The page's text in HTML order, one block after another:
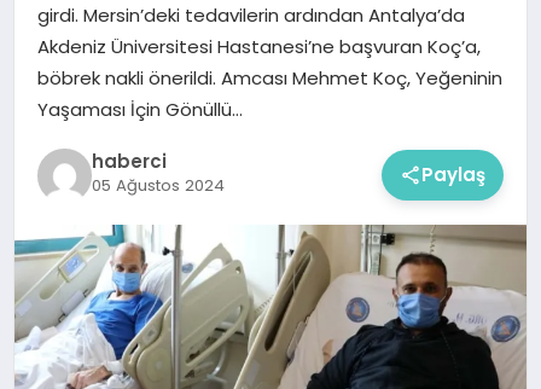
girdi. Mersin’deki tedavilerin ardından Antalya’da
Akdeniz Üniversitesi Hastanesi’ne başvuran Koç’a,
böbrek nakli önerildi. Amcası Mehmet Koç, Yeğeninin
Yaşaması İçin Gönüllü…
haberci
05 Ağustos 2024 Paylaş